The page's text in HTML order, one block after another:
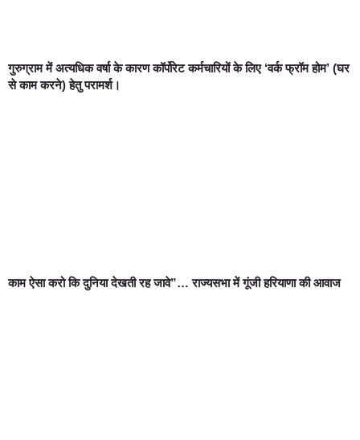
गुरुग्राम में अत्यधिक वर्षा के कारण कॉर्पोरेट कर्मचारियों के लिए ‘वर्क फ्रॉम होम’ (घर
से काम करने) हेतु परामर्श।
काम ऐसा करो कि दुनिया देखती रह जावे”… राज्यसभा में गूंजी हरियाणा की आवाज